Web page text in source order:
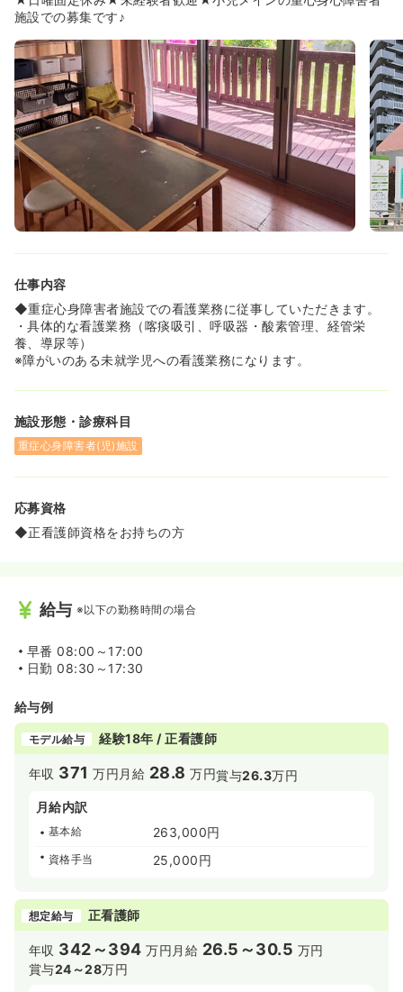
施設での募集です♪
仕事内容
◆重症心身障害者施設での看護業務に従事していただきます。
・具体的な看護業務（喀痰吸引、呼吸器・酸素管理、経管栄
養、導尿等）
※障がいのある未就学児への看護業務になります。
施設形態・診療科目
重症心身障害者(児)施設
応募資格
◆正看護師資格をお持ちの方
給与 ※以下の勤務時間の場合
早番 08:00～17:00
日勤 08:30～17:30
給与例
モデル給与 経験18年 / 正看護師
年収 371 万円 月給 28.8 万円賞与26.3万円
月給内訳
基本給 263,000円
資格手当 25,000円
想定給与 正看護師
年収 342～394 万円 月給 26.5～30.5 万円
賞与24～28万円